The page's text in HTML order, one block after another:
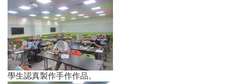
學生認真製作手作作品。